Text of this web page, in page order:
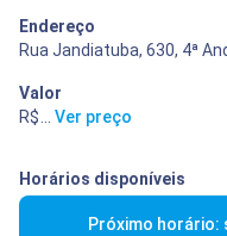
Endereço
Rua Jandiatuba, 630, 4ª
Valor
R$ 400,00
Ver preço
Horários disponíveis
Próximo horário: